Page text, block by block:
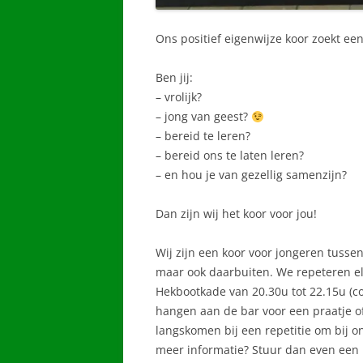
Ons positief eigenwijze koor zoekt
Ben jij:
– vrolijk?
– jong van geest?
– bereid te leren?
– bereid ons te laten leren?
– en hou je van gezellig samenzijn?
Dan zijn wij het koor voor jou!
Wij zijn een koor voor jongeren
maar ook daarbuiten. We repeteren
Hekbootkade van 20.30u tot 22.15u
hangen aan de bar voor een praatje
langskomen bij een repetitie om bij
meer informatie? Stuur dan even